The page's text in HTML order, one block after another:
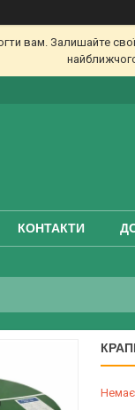
вам. Залишайте
КОНТАКТИ
Немає